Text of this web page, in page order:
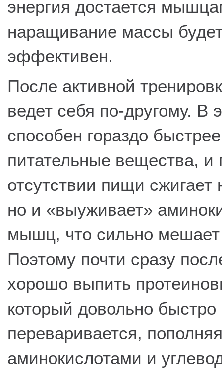
энергия достается
наращивание массы
эффективен.
После активной
ведет себя по-другому. В
способен гораздо
питательные вещества, и
отсутствии пищи сжигает
но и «выуживает»
мышц, что сильно
Поэтому почти сразу
хорошо выпить
который довольно быстро
переваривается,
аминокислотами и